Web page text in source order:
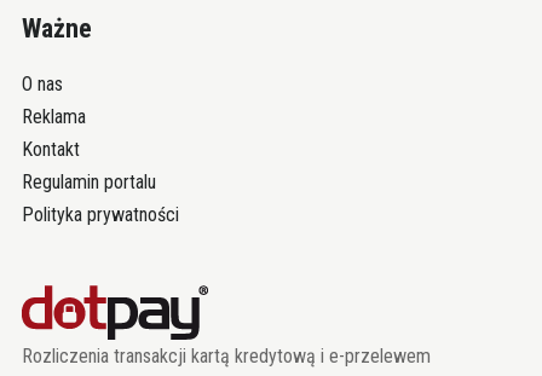
Ważne
O nas
Reklama
Kontakt
Regulamin portalu
Polityka prywatności
Rozliczenia transakcji kartą kredytową i e-przelewem